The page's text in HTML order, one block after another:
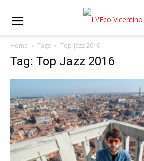
Home Tags Top Jazz 2016
Tag: Top Jazz 2016